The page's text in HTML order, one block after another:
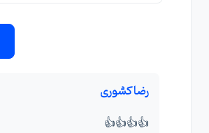
رضا کشوری
👍👍👍👍